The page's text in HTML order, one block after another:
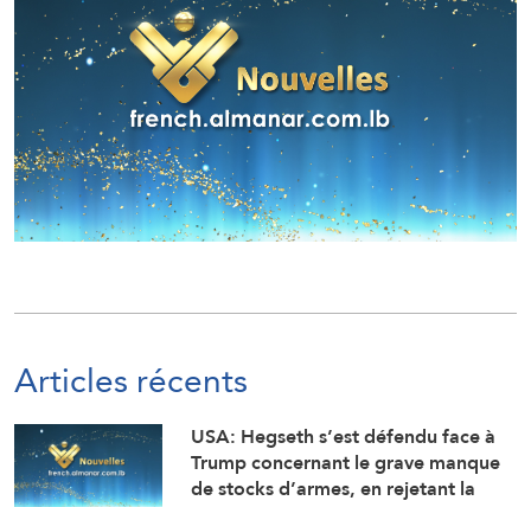
Articles récents
USA: Hegseth s’est défendu face à
Trump concernant le grave manque
de stocks d’armes, en rejetant la